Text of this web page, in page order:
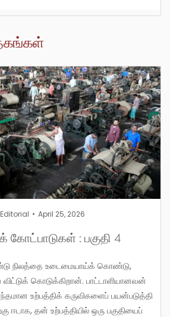
Editorial April 25, 2026
கோட்பாடுகள் : பகுதி 4
விட்டுக் கொடுக்கிறான். பாட்டாளியானவன்
உற்பத்திக் கருவிகளைப் பயன்படுத்தி
ஈடாக, தன் உற்பத்தியில் ஒரு பகுதியைப்